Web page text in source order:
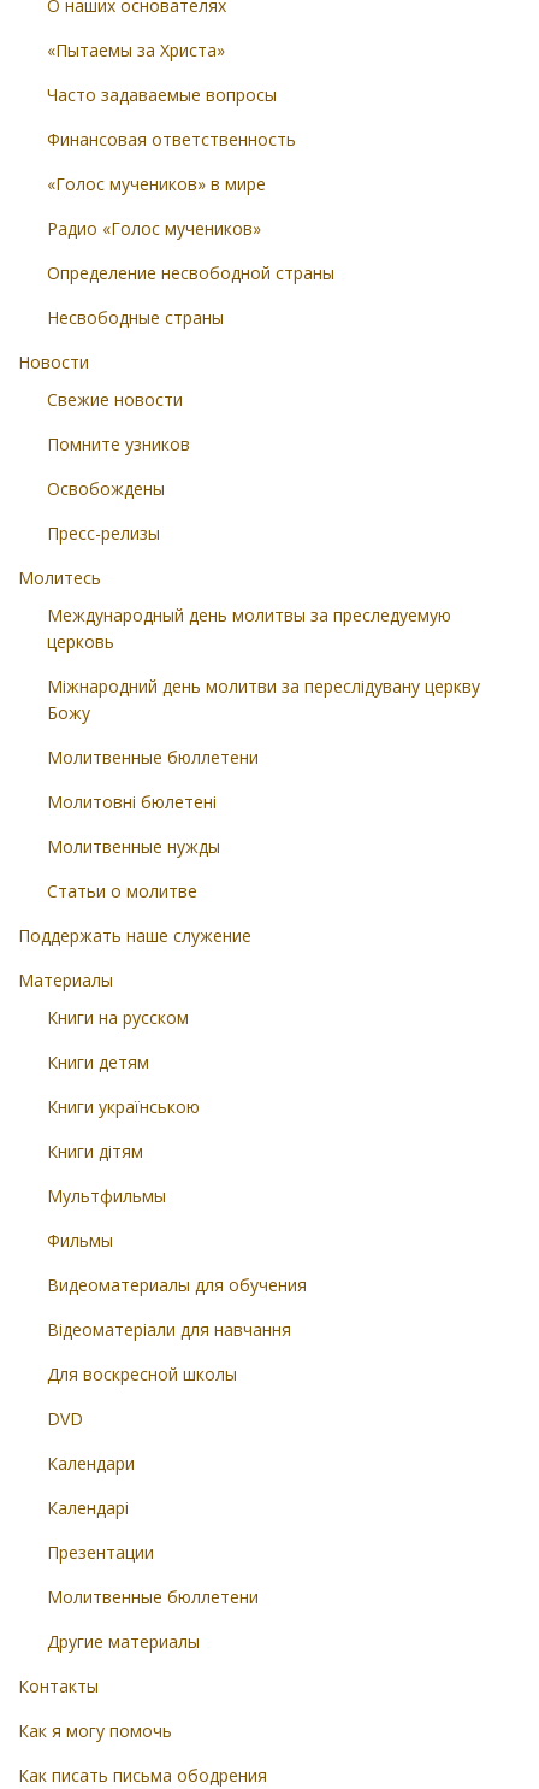
О наших основателях
«Пытаемы за Христа»
Часто задаваемые вопросы
Финансовая ответственность
«Голос мучеников» в мире
Радио «Голос мучеников»
Определение несвободной страны
Несвободные страны
Новости
Свежие новости
Помните узников
Освобождены
Пресс-релизы
Молитесь
Международный день молитвы за преследуемую
церковь
Міжнародний день молитви за переслідувану церкву
Божу
Молитвенные бюллетени
Молитовні бюлетені
Молитвенные нужды
Статьи о молитве
Поддержать наше служение
Материалы
Книги на русском
Книги детям
Книги українською
Книги дітям
Мультфильмы
Фильмы
Видеоматериалы для обучения
Відеоматеріали для навчання
Для воскресной школы
DVD
Календари
Календарі
Презентации
Молитвенные бюллетени
Другие материалы
Контакты
Как я могу помочь
Как писать письма ободрения